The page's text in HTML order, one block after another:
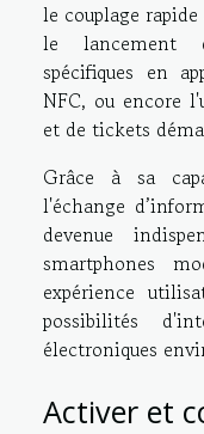
le couplage
le lancement
spécifiques en
NFC, ou encore
et de tickets
Grâce à sa
l'échange
devenue
smartphones
expérience
possibilités
électroniques
Activer et